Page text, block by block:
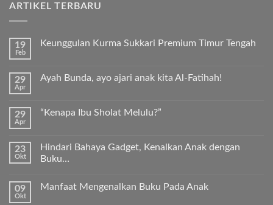
ARTIKEL TERBARU
19
Feb
Keunggulan Kurma Sukkari Premium Timur Tengah
pada
Premium
29
Apr
Ayah Bunda, ayo ajari anak kita Al-Fatihah!
komentar
pada
ajari
anak
kita
29
Apr
“Kenapa Ibu Sholat Melulu?”
pada
“Kenapa
23
Okt
Hindari Bahaya Gadget, Kenalkan Anak dengan
Buku…
komentar
09
Okt
Manfaat Mengenalkan Buku Pada Anak